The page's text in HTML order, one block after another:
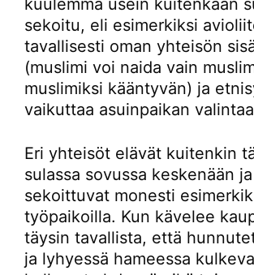
kuulemma usein kuitenkaan
sekoitu, eli esimerkiksi
tavallisesti oman yhteisön
(muslimi voi naida vain
muslimiksi kääntyvän) ja
vaikuttaa asuinpaikan
Eri yhteisöt elävät kuitenkin
sulassa sovussa keskenään ja
sekoittuvat monesti
työpaikoilla. Kun kävelee
täysin tavallista, että
ja lyhyessä hameessa